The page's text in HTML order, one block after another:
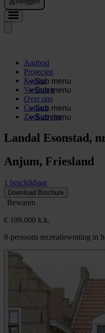
Aanbod
Projecten
Sub menu
Kopen
Sub menu
Verkopen
Over ons
Sub menu
Contact
Sub menu
Zoekservice
Landal Esonstad,
Anjum, Friesland
1 beschikbaar
Download Brochure
Bewaren
€ 199.000 k.k.
8-persoons recreatiewoning in